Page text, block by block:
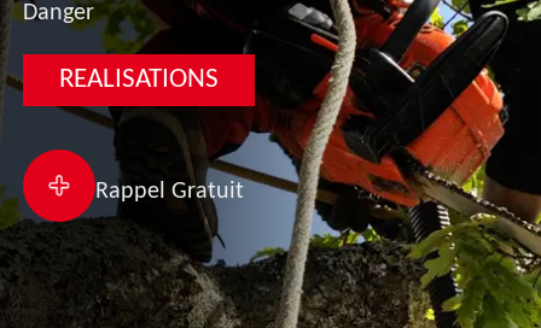
Danger
REALISATIONS
Rappel Gratuit